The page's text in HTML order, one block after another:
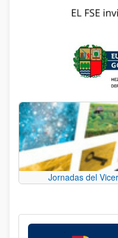
Jornadas del